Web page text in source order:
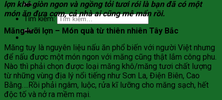
Tìm kiếm:
lợn khô giòn ngon và ngồng tỏi tươi rói là bạn đã có một
món ăn đưa cơm, cả nhà ai cũng mê mẩn rồi.
Măng lưỡi lợn – Món quà từ thiên nhiên Tây Bắc
Măng tuy là nguyên liệu nấu ăn phổ biến với người Việt nhưng
để nấu được một món ngon với măng cũng thật lắm công phu.
Nào thì phải chọn được loại măng khô/măng tươi chất lượng
từ những vùng địa lý nổi tiếng như Sơn La, Điện Biên, Cao
Bằng….Rồi phải ngâm, luộc, rửa kĩ lưỡng cho măng sạch, hết
độc tố và nở ra mềm mại.